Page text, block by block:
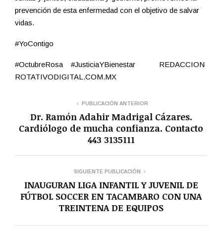
prevención de esta enfermedad con el objetivo de salvar
vidas.
#YoContigo
#OctubreRosa #JusticiaYBienestar REDACCION
ROTATIVODIGITAL.COM.MX
PUBLICACIÓN ANTERIOR
Dr. Ramón Adahir Madrigal Cázares.
Cardiólogo de mucha confianza. Contacto
443 3135111
SIGUIENTE PUBLICACIÓN
INAUGURAN LIGA INFANTIL Y JUVENIL DE
FÚTBOL SOCCER EN TACAMBARO CON UNA
TREINTENA DE EQUIPOS